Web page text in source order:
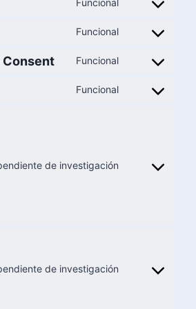
Funcional
Funcional
Consent Funcional
Funcional
de investigación
de investigación